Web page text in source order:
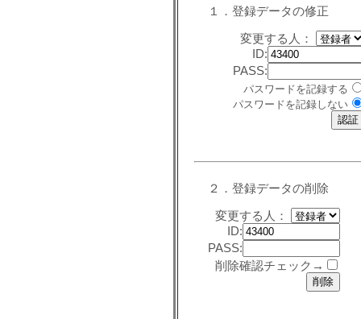
１．登録データの修正
変更する人：
ID:
PASS:
パスワードを記録する
パスワードを記録しない
２．登録データの削除
変更する人：
ID:
PASS:
削除確認チェック→